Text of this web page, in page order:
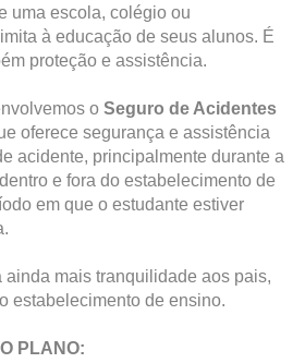
uma escola, colégio ou
à educação de seus alunos. É
proteção e assistência.
oSeguro de Acidentes
oferece segurança e assistência
acidente, principalmente durante a
e fora do estabelecimento de
em que o estudante estiver
ainda mais tranquilidade aos pais,
estabelecimento de ensino.
PLANO: